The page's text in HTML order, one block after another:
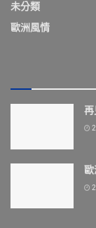
未分類
歐洲風情
再